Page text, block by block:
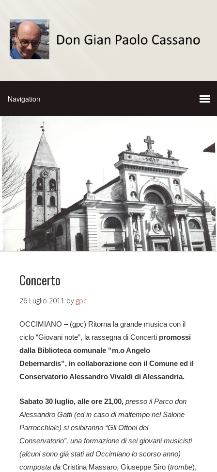
Concerto
26 Luglio 2011 by gpc
OCCIMIANO – (gpc) Ritorna la grande musica con il
ciclo “Giovani note”, la rassegna di Concerti promossi
dalla Biblioteca comunale “m.o Angelo
Debernardis”, in collaborazione con il Comune ed il
Conservatorio Alessandro Vivaldi di Alessandria.
Sabato 30 luglio, alle ore 21,00, presso il Parco don
Alessandro Gatti (ed in caso di maltempo nel Salone
Parrocchiale) si esibiranno “Gli Ottoni del
Conservatorio”, una formazione di sei giovani musicisti
(alcuni sono già stati ad Occimiano lo scorso anno)
composta da Cristina Massaro, Giuseppe Siro (trombe),